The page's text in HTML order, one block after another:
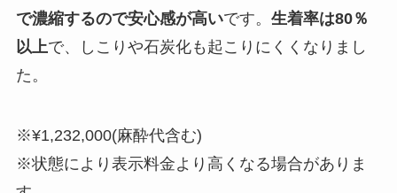
で濃縮するので安心感が高いです。 生着率は80％
以上で、しこりや石炭化も起こりにくくなりまし
た。
※¥1,232,000(麻酔代含む)
※状態により表示料金より高くなる場合がありま